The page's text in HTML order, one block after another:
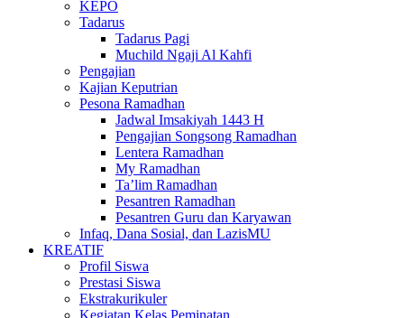
KEPO
Tadarus
Tadarus Pagi
Muchild Ngaji Al Kahfi
Pengajian
Kajian Keputrian
Pesona Ramadhan
Jadwal Imsakiyah 1443 H
Pengajian Songsong Ramadhan
Lentera Ramadhan
My Ramadhan
Ta’lim Ramadhan
Pesantren Ramadhan
Pesantren Guru dan Karyawan
Infaq, Dana Sosial, dan LazisMU
KREATIF
Profil Siswa
Prestasi Siswa
Ekstrakurikuler
Kegiatan Kelas Peminatan